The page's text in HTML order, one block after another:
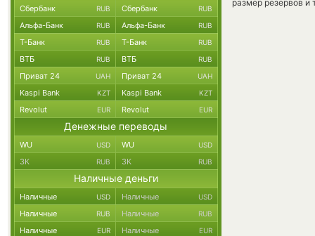
размер резервов и
Сбербанк RUB Сбербанк RUB
Альфа-Банк RUB Альфа-Банк RUB
Т-Банк RUB Т-Банк RUB
ВТБ RUB ВТБ RUB
Приват 24 UAH Приват 24 UAH
Kaspi Bank KZT Kaspi Bank KZT
Revolut EUR Revolut EUR
Денежные переводы
WU USD WU USD
ЗК RUB ЗК RUB
Наличные деньги
Наличные USD Наличные USD
Наличные RUB Наличные RUB
Наличные EUR Наличные EUR